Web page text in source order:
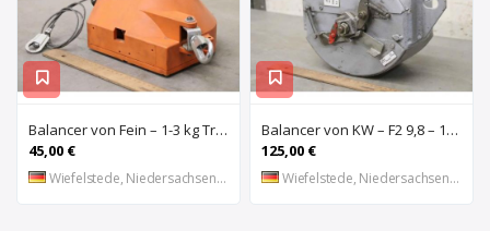
Balancer von Fein – 1-3 kg Traglast
45,00 €
Wiefelstede, Niedersachsen, DE
Balancer von KW – F2 9,8 – 17,6 kg Traglast
125,00 €
Wiefelstede, Niedersachsen, DE